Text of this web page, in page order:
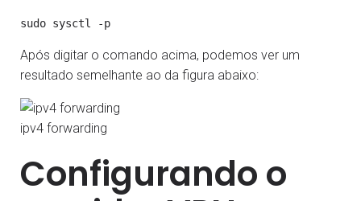
Após digitar o comando acima, podemos ver um
resultado semelhante ao da figura abaixo:
ipv4 forwarding
Configurando o